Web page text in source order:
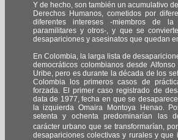
Y de hecho, son también un acumulativo
Derechos Humanos, cometidos por
diferentes intereses -miembros de
paramilitares y otros-, y que se
desapariciones y asesinatos que quedan
En Colombia, la larga lista de
democráticos colombianos desde
Uribe, pero es durante la década de los
Colombia los primeros casos de
forzada. El primer caso registrado de
data de 1977, fecha en que se
la izquierda Omaira Montoya Henao.
setenta y ochenta predominarían las
carácter urbano que se transformarían,
desapariciones colectivas y rurales y